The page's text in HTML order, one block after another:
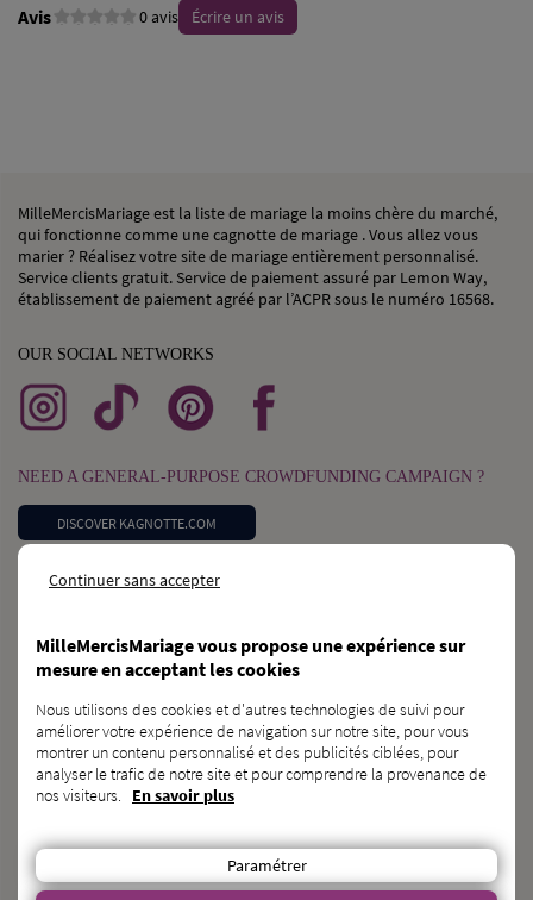
Avis 0 avis Écrire un avis
MilleMercisMariage est la liste de mariage la moins chère du marché,
qui fonctionne comme une cagnotte de mariage . Vous allez vous
marier ? Réalisez votre site de mariage entièrement personnalisé.
Service clients gratuit. Service de paiement assuré par Lemon Way,
établissement de paiement agréé par l’ACPR sous le numéro 16568.
OUR SOCIAL NETWORKS
NEED A GENERAL-PURPOSE CROWDFUNDING CAMPAIGN ?
DISCOVER KAGNOTTE.COM
WEDDING PROFESSIONAL ?
TELL THEM ABOUT US !
CONTACT
MilleMercisMariage - Société M Pour Toujours :
21, Rue Mercière - 69002 Lyon
Continuer sans accepter
MilleMercisMariage vous propose une expérience sur
mesure en acceptant les cookies
Nous utilisons des cookies et d'autres technologies de suivi pour
améliorer votre expérience de navigation sur notre site, pour vous
montrer un contenu personnalisé et des publicités ciblées, pour
analyser le trafic de notre site et pour comprendre la provenance de
nos visiteurs. En savoir plus
Paramétrer